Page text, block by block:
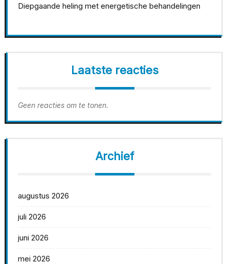
Diepgaande heling met energetische behandelingen
Laatste reacties
Geen reacties om te tonen.
Archief
augustus 2026
juli 2026
juni 2026
mei 2026